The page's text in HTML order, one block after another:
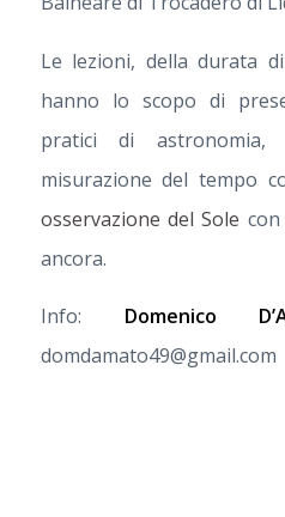
Le lezioni, della durata
hanno lo scopo di
pratici di astronomia,
misurazione del tempo
osservazione del Sole
ancora.
Info: Domenico
domdamato49@gmail.com